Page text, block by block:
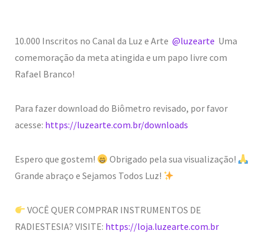
10.000 Inscritos no Canal da Luz e Arte @luzearte Uma
comemoração da meta atingida e um papo livre com
Rafael Branco!
Para fazer download do Biômetro revisado, por favor
acesse: https://luzearte.com.br/downloads
Espero que gostem!
Obrigado pela sua visualização!
Grande abraço e Sejamos Todos Luz!
VOCÊ QUER COMPRAR INSTRUMENTOS DE
RADIESTESIA? VISITE: https://loja.luzearte.com.br